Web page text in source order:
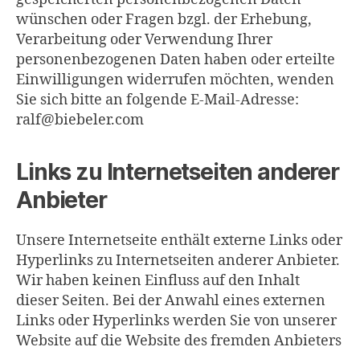
wünschen oder Fragen bzgl. der Erhebung,
Verarbeitung oder Verwendung Ihrer
personenbezogenen Daten haben oder erteilte
Einwilligungen widerrufen möchten, wenden
Sie sich bitte an folgende E-Mail-Adresse:
ralf@biebeler.com
Links zu Internetseiten anderer
Anbieter
Unsere Internetseite enthält externe Links oder
Hyperlinks zu Internetseiten anderer Anbieter.
Wir haben keinen Einfluss auf den Inhalt
dieser Seiten. Bei der Anwahl eines externen
Links oder Hyperlinks werden Sie von unserer
Website auf die Website des fremden Anbieters